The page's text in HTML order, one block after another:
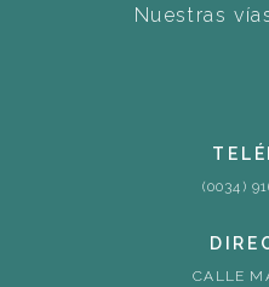
Nuestras
(0034)
CALLE